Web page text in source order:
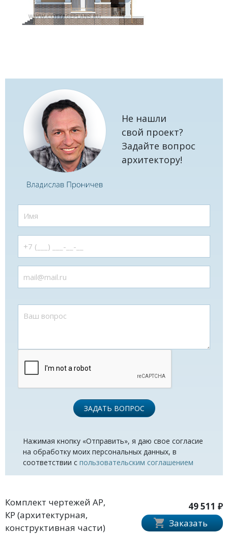
Не нашли
свой проект?
Задайте вопрос
архитектору!
ЗАДАТЬ ВОПРОС
Нажимая кнопку «Отправить», я даю свое согласие
на обработку моих персональных данных, в
соответствии с пользовательским соглашением
Комплект чертежей АР,
КР (архитектурная,
конструктивная части)
49 511 ₽
Заказать